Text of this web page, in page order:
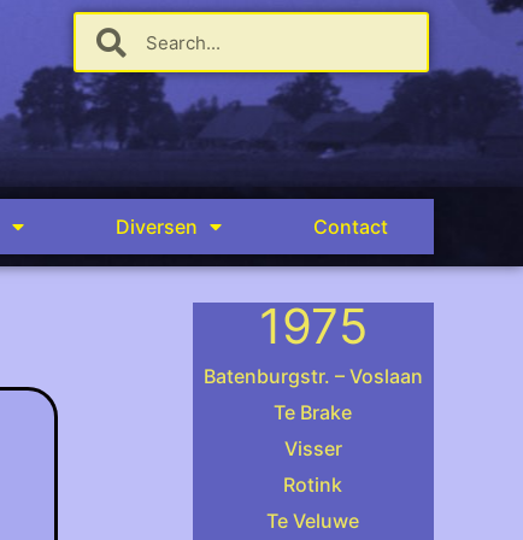
Diversen Contact
1975
Batenburgstr. – Voslaan
Te Brake
Visser
Rotink
Te Veluwe